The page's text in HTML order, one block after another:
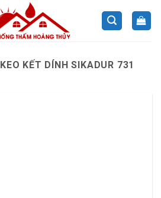
KEO KẾT DÍNH SIKADUR 731